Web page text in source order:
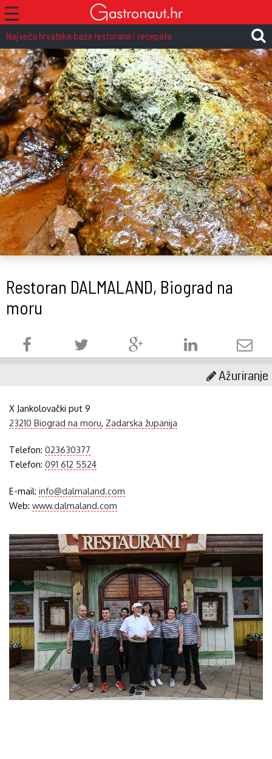
☰
Najveća hrvatska baza restorana i recepata
Restoran DALMALAND, Biograd na
moru
Ažuriranje
X Jankolovački put 9
23210 Biograd na moru, Zadarska županija
Telefon:023630377
Telefon:091 612 5524
E-mail:info@dalmaland.com
Web:www.dalmaland.com